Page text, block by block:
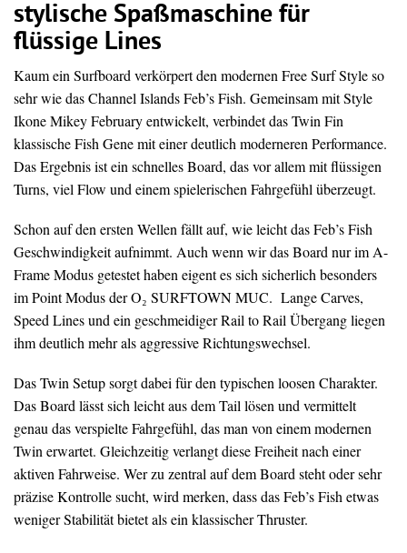
stylische Spaßmaschine für
flüssige Lines
Kaum ein Surfboard verkörpert den modernen Free Surf Style so
sehr wie das Channel Islands Feb’s Fish. Gemeinsam mit Style
Ikone Mikey February entwickelt, verbindet das Twin Fin
klassische Fish Gene mit einer deutlich moderneren Performance.
Das Ergebnis ist ein schnelles Board, das vor allem mit flüssigen
Turns, viel Flow und einem spielerischen Fahrgefühl überzeugt.
Schon auf den ersten Wellen fällt auf, wie leicht das Feb’s Fish
Geschwindigkeit aufnimmt. Auch wenn wir das Board nur im A-
Frame Modus getestet haben eigent es sich sicherlich besonders
im Point Modus der O₂ SURFTOWN MUC. Lange Carves,
Speed Lines und ein geschmeidiger Rail to Rail Übergang liegen
ihm deutlich mehr als aggressive Richtungswechsel.
Das Twin Setup sorgt dabei für den typischen loosen Charakter.
Das Board lässt sich leicht aus dem Tail lösen und vermittelt
genau das verspielte Fahrgefühl, das man von einem modernen
Twin erwartet. Gleichzeitig verlangt diese Freiheit nach einer
aktiven Fahrweise. Wer zu zentral auf dem Board steht oder sehr
präzise Kontrolle sucht, wird merken, dass das Feb’s Fish etwas
weniger Stabilität bietet als ein klassischer Thruster.